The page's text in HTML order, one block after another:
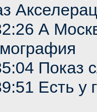
А
Показ
Есть у